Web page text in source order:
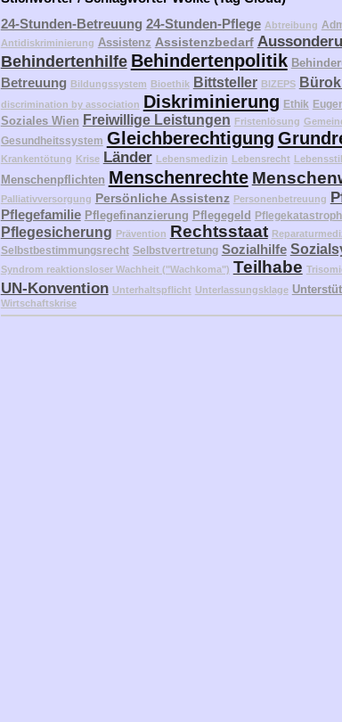
24-Stunden-Betreuung 24-Stunden-Pflege Abtreibung
Antidiskriminierung Assistenz Assistenzbedarf
Behindertenhilfe Behindertenpolitik
Betreuung Bildungssystem Bioethik Bittsteller BIZEPS
discrimination by association Diskriminierung Ethik
Soziales Wien Freiwillige Leistungen Fristenlösung
Gesundheitssystem Gleichberechtigung
Krankentötung Krise Länder Lebensmedizin Lebensrecht
Menschenpflichten Menschenrechte
Palliativversorgung Persönliche Assistenz Personenbetreuung
Pflegefamilie Pflegefinanzierung Pflegegeld
Pflegesicherung Prävention Rechtsstaat
Selbstbestimmungsrecht Selbstvertretung Sozialhilfe
Syndrom reaktionsloser Wachheit ("Wachkoma") Teilhabe
UN-Konvention Unterhaltspflicht Unterlassungsklage
Wirtschaftskrise